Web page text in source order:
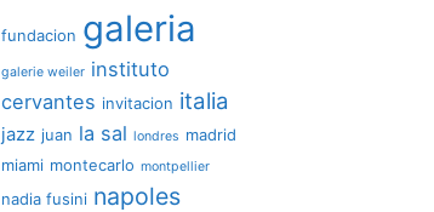
fundacion galeria
galerie weiler instituto
cervantes invitacion italia
jazz juan la sal londres madrid
miami montecarlo montpellier
nadia fusini napoles